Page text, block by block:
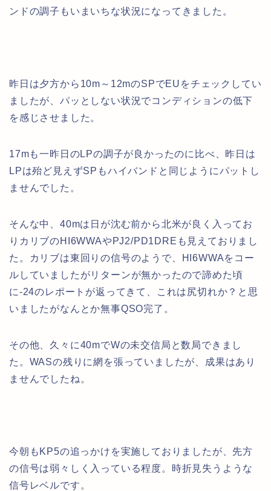
ンドの調子もいまいちな状況になってきました。
昨日は夕方から10m～12mのSPでEUをチェックしてい
ましたが、パッとしない状況でコンディションの低下
を感じさせました。
17mも一昨日のLPの調子が良かったのに比べ、昨日は
LPは殆ど見えずSPもハイバンドと同じようにパットし
ませんでした。
そんな中、40mは日が沈む前から北米が良く入ってお
りカリブのHI6WWAやPJ2/PD1DREも見えておりまし
た。カリブは東回りの信号のようで、HI6WWAをコー
ルしていましたがリターンが無かったので諦めた頃
に-24のレポートが返ってきて、これは尻切れか？と思
いましたがなんとか無事QSO完了。
その他、久々に40mでWの未交信局と数局できまし
た。WASの残りに網を張っていましたが、成果はあり
ませんでしたね。
今朝もKP5の追っかけを実施しておりましたが、先方
の信号は弱々しく入っている程度。時折見失うような
信号レベルです。